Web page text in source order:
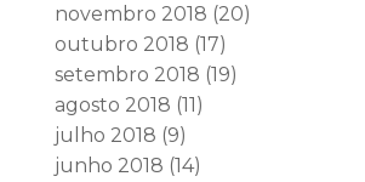
novembro 2018 (20)
outubro 2018 (17)
setembro 2018 (19)
agosto 2018 (11)
julho 2018 (9)
junho 2018 (14)